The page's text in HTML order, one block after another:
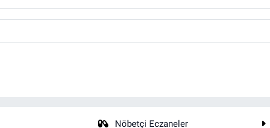
Nöbetçi Eczaneler